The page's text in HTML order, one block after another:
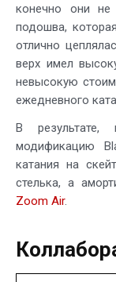
конечно они не
подошва,
отлично
верх имел
невысокую
ежедневного
В
модификацию
катания на
стелька, а
Zoom Air.